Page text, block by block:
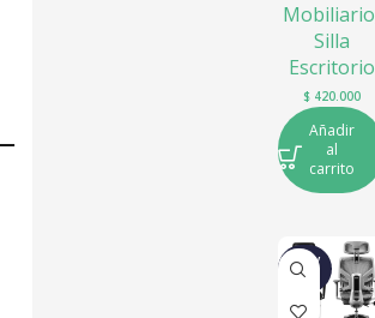
Mobiliario
Silla
Escritorio
$420.000
Añadir
al
carrito
NUEV
O